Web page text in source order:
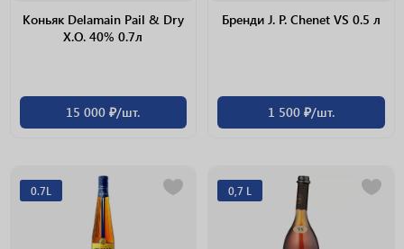
Коньяк Delamain Pail & Dry
X.O. 40% 0.7л
15 000 ₽/шт.
Бренди J. P. Chenet VS 0.5 л
1 500 ₽/шт.
0.7L 0,7 L